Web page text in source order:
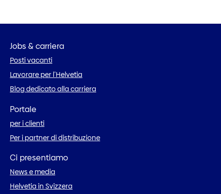
Jobs & carriera
Posti vacanti
Lavorare per l’Helvetia
Blog dedicato alla carriera
Portale
per i clienti
Per i partner di distribuzione
Ci presentiamo
News e media
Helvetia in Svizzera